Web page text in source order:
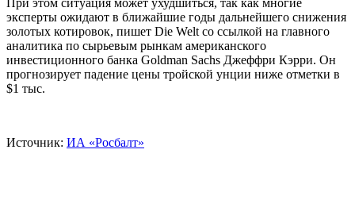
При этом ситуация может ухудшиться, так как многие
эксперты ожидают в ближайшие годы дальнейшего снижения
золотых котировок, пишет Die Welt со ссылкой на главного
аналитика по сырьевым рынкам американского
инвестиционного банка Goldman Sachs Джеффри Кэрри. Он
прогнозирует падение цены тройской унции ниже отметки в
$1 тыс.
Источник: ИА «Росбалт»